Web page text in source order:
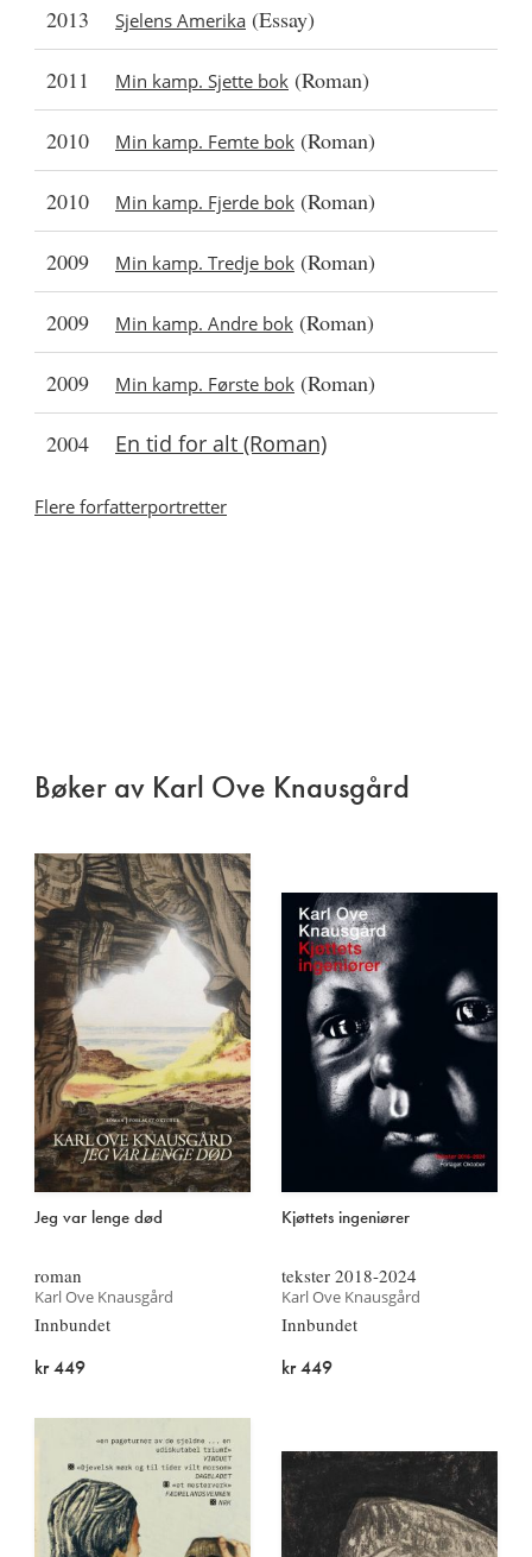
2013 Sjelens Amerika (Essay)
2011 Min kamp. Sjette bok (Roman)
2010 Min kamp. Femte bok (Roman)
2010 Min kamp. Fjerde bok (Roman)
2009 Min kamp. Tredje bok (Roman)
2009 Min kamp. Andre bok (Roman)
2009 Min kamp. Første bok (Roman)
2004 En tid for alt (Roman)
Flere forfatterportretter
Bøker av Karl Ove Knausgård
Jeg var lenge død
roman
Karl Ove Knausgård
Innbundet
kr 449
Kjøttets ingeniører
tekster 2018-2024
Karl Ove Knausgård
Innbundet
kr 449